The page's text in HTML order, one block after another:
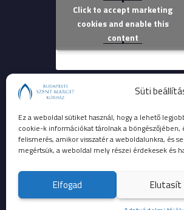
Süti
Ez a weboldal sütiket használ, hogy a lehető
cookie-k információkat tárolnak a
felismerés, amikor visszatér a weboldalunkra, és
megértsük, a weboldal mely részei érdekesek és
Elfogad Elutasít
Szent Margit Kórház
Click to accept marketing
cookies and enable this
content
© 2023 Budapesti Szent